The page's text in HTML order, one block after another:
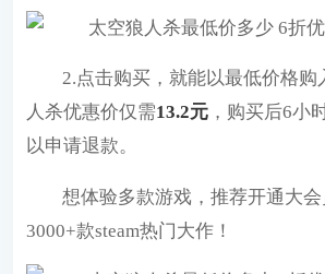
2.点击购买，就能以最低价格购
人杀优惠价仅需13.2元，购买后6小
以申请退款。
想体验多款游戏，推荐开通大
3000+款steam热门大作！